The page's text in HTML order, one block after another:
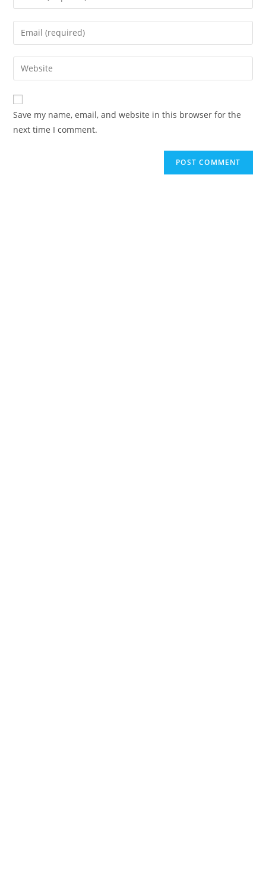
your
name
comment
Enter
your
email
address
comment
Enter
your
website
URL
(optional)
Save my name, email, and website in this browser for the
next time I comment.